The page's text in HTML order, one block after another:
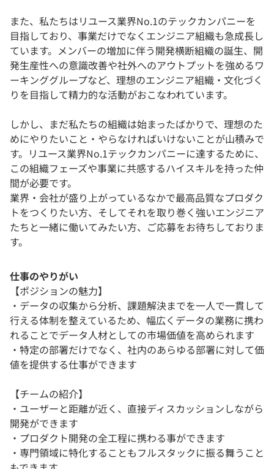
また、私たちはリユース業界No.1のテックカンパニーを
目指しており、事業だけでなくエンジニア組織も急成長し
ています。メンバーの増加に伴う開発横断組織の誕生、開
発生産性への意識改善や社外へのアウトプットを強めるワ
ーキンググループなど、理想のエンジニア組織・文化づく
りを目指して精力的な活動がおこなわれています。
しかし、まだ私たちの組織は始まったばかりで、理想のた
めにやりたいこと・やらなければいけないことが山積みで
す。リユース業界No.1テックカンパニーに達するために、
この組織フェーズや事業に共感するハイスキルを持った仲
間が必要です。
業界・会社が盛り上がっているなかで最高品質なプロダク
トをつくりたい方、そしてそれを取り巻く強いエンジニア
たちと一緒に働いてみたい方、ご応募をお待ちしておりま
す。
仕事のやりがい
【ポジションの魅力】
・データの収集から分析、課題解決までを一人で一貫して
行える体制を整えているため、幅広くデータの業務に携わ
れることでデータ人材としての市場価値を高められます
・特定の部署だけでなく、社内のあらゆる部署に対して価
値を提供する仕事ができます
【チームの紹介】
・ユーザーと距離が近く、直接ディスカッションしながら
開発ができます
・プロダクト開発の全工程に携わる事ができます
・専門領域に特化することもフルスタックに振る舞うこと